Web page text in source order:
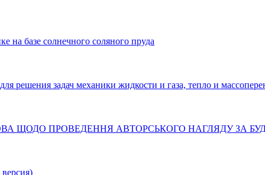
на базе солнечного соляного пруда
задач механики жидкости и газа, тепло и
ЩОДО ПРОВЕДЕННЯ АВТОРСЬКОГО НАГЛЯДУ ЗА